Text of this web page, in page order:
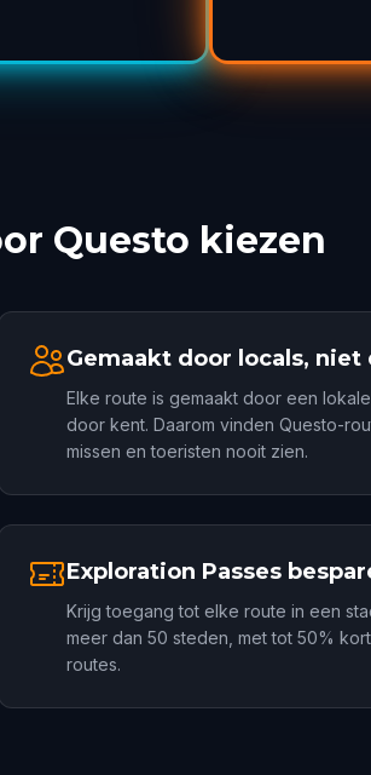
Questo kiezen
Gemaakt door locals,
Elke route is gemaakt door een
door kent. Daarom vinden Questo-
missen en toeristen nooit zien.
Exploration Passes
Krijg toegang tot elke route in een
meer dan 50 steden, met tot 50%
routes.